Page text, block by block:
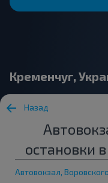
Кременчуг,
Назад
остановки
Автовокзал,